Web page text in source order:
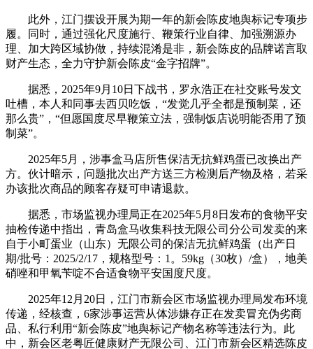
此外，江门摆设开展为期一年的新会陈皮地舆标记专项步
履。同时，通过强化尺度施行、鞭策行业自律、加强溯源办
理、加大跨区域协做，持续混淆是非，新会陈皮的品牌诺言取
财产生态，全力守护新会陈皮“金字招牌”。
据悉，2025年9月10日下战书，罗永浩正在社交账号发文
吐槽，本人和同事去西贝吃饭，“发觉几乎全都是预制菜，还
那么贵”，“但愿国度尽早鞭策立法，强制饭店说明能否用了预
制菜”。
2025年5月，涉事盒马店所售保洁无抗鲜鸡蛋已改换出产
方。伙计暗示，问题批次出产方送三方检测后产物及格，若采
办该批次商品的顾客存疑可申请退款。
据悉，市场监视办理局正在2025年5月8日发布的食物平安
抽检传递中指出，青岛盒马收集科技无限公司分公司发卖的来
自于小町蛋业（山东）无限公司的保洁无抗鲜鸡蛋（出产日
期/批号：2025/2/17，规格型号：1。59kg（30枚）/盒），地美
硝唑和甲氧苄啶不合适食物平安国度尺度。
2025年12月20日，江门市新会区市场监视办理局发布环境
传递，经核查，6家涉事运营从体涉嫌存正在发卖冒充伪劣商
品、私行利用“新会陈皮”地舆标记产物名称等违法行为。此
中，新会区老粤匠健康财产无限公司、江门市新会区精选陈皮